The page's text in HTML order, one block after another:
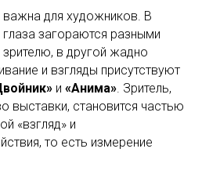
для художников. В
загораются разными
в другой жадно
и взгляды присутствуют
и «Анима». Зритель,
выставки, становится частью
«взгляд» и
то есть измерение